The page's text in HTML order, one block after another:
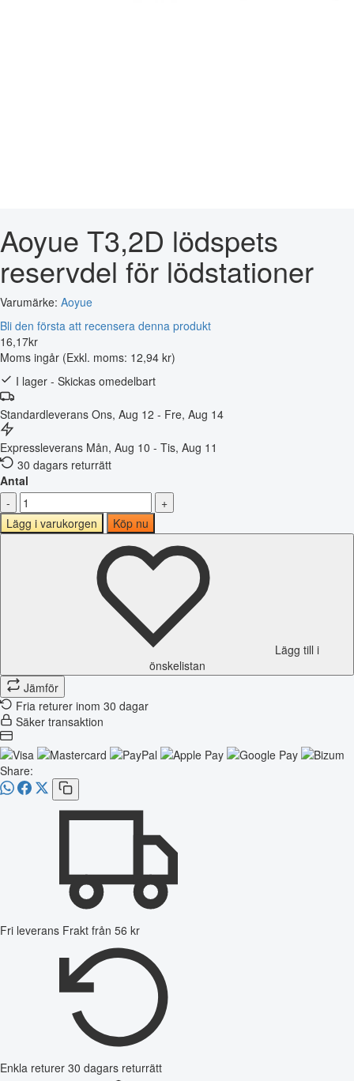
Aoyue T3,2D lödspets
reservdel för lödstationer
Varumärke: Aoyue
Bli den första att recensera denna produkt
16,17kr
Moms ingår (Exkl. moms: 12,94 kr)
I lager - Skickas omedelbart
Standardleverans Ons, Aug 12 - Fre, Aug 14
Expressleverans Mån, Aug 10 - Tis, Aug 11
30 dagars returrätt
Antal
-
+
Lägg i varukorgen
Köp nu
Lägg till i
önskelistan
Jämför
Fria returer inom 30 dagar
Säker transaktion
Share:
Fri leverans Frakt från 56 kr
Enkla returer 30 dagars returrätt